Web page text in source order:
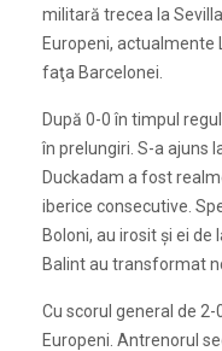
militară trecea la
Europeni, actualmente
faţa Barcelonei.
După 0-0 în timpul
în prelungiri. S-a ajuns
Duckadam a fost
iberice consecutive.
Boloni, au irosit şi ei de
Balint au transformat
Cu scorul general de
Europeni. Antrenorul